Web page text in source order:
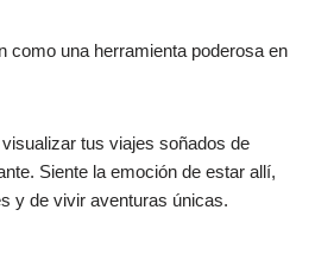
como una herramienta poderosa en
tus viajes soñados de
Siente la emoción de estar allí,
y de vivir aventuras únicas.